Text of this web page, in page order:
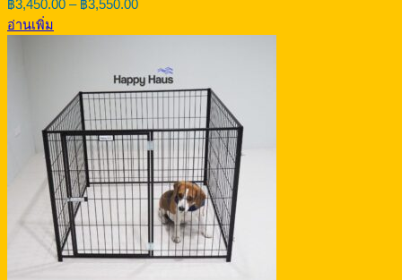
฿3,450.00 – ฿3,550.00
฿3,450.00
฿3,550.00
อ่านเพิ่ม